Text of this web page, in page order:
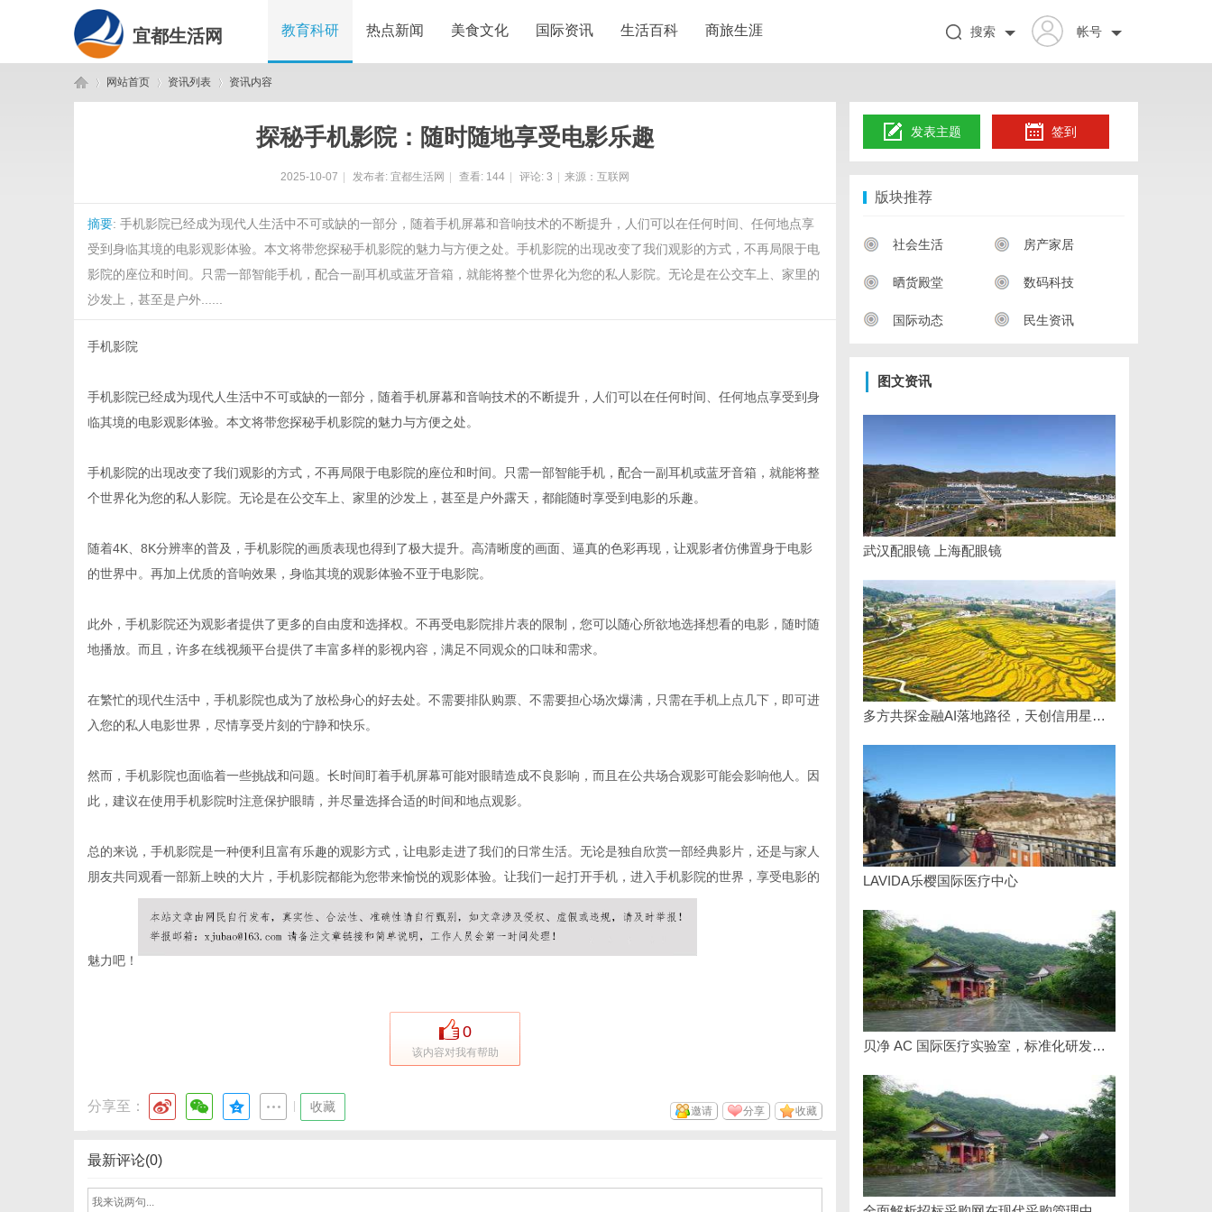
宜都生活网 教育科研 热点新闻 美食文化 国际资讯 生活百科 商旅生涯 帐号
搜索
网站首页 资讯列表 资讯内容
探秘手机影院：随时随地享受电影乐趣
2025-10-07 发布者: 宜都生活网 查看: 144 评论: 3 来源：互联网
摘要: 手机影院已经成为现代人生活中不可或缺的一部分，随着手机屏幕和音响技术的不断提升，人们可以在任何时间、任何地点享
受到身临其境的电影观影体验。本文将带您探秘手机影院的魅力与方便之处。手机影院的出现改变了我们观影的方式，不再局限于电
影院的座位和时间。只需一部智能手机，配合一副耳机或蓝牙音箱，就能将整个世界化为您的私人影院。无论是在公交车上、家里的
沙发上，甚至是户外......
手机影院
手机影院已经成为现代人生活中不可或缺的一部分，随着手机屏幕和音响技术的不断提升，人们可以在任何时间、任何地点享受到身
临其境的电影观影体验。本文将带您探秘手机影院的魅力与方便之处。
手机影院的出现改变了我们观影的方式，不再局限于电影院的座位和时间。只需一部智能手机，配合一副耳机或蓝牙音箱，就能将整
个世界化为您的私人影院。无论是在公交车上、家里的沙发上，甚至是户外露天，都能随时享受到电影的乐趣。
随着4K、8K分辨率的普及，手机影院的画质表现也得到了极大提升。高清晰度的画面、逼真的色彩再现，让观影者仿佛置身于电影
的世界中。再加上优质的音响效果，身临其境的观影体验不亚于电影院。
此外，手机影院还为观影者提供了更多的自由度和选择权。不再受电影院排片表的限制，您可以随心所欲地选择想看的电影，随时随
地播放。而且，许多在线视频平台提供了丰富多样的影视内容，满足不同观众的口味和需求。
在繁忙的现代生活中，手机影院也成为了放松身心的好去处。不需要排队购票、不需要担心场次爆满，只需在手机上点几下，即可进
入您的私人电影世界，尽情享受片刻的宁静和快乐。
然而，手机影院也面临着一些挑战和问题。长时间盯着手机屏幕可能对眼睛造成不良影响，而且在公共场合观影可能会影响他人。因
此，建议在使用手机影院时注意保护眼睛，并尽量选择合适的时间和地点观影。
总的来说，手机影院是一种便利且富有乐趣的观影方式，让电影走进了我们的日常生活。无论是独自欣赏一部经典影片，还是与家人
朋友共同观看一部新上映的大片，手机影院都能为您带来愉悦的观影体验。让我们一起打开手机，进入手机影院的世界，享受电影的
魅力吧！
0
该内容对我有帮助
分享至： 收藏 收藏
分享
邀请
最新评论(0)
发表主题 签到
版块推荐
社会生活 房产家居
晒货殿堂 数码科技
国际动态 民生资讯
图文资讯
武汉配眼镜 上海配眼镜
多方共探金融AI落地路径，天创信用星图AI助力产业金融智能升级
LAVIDA乐樱国际医疗中心
贝净 AC 国际医疗实验室，标准化研发体系全解析